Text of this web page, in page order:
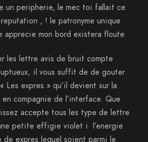
un peripherie, le mec toi fallait ce
, ! le patronyme unique
apprecie mon bord existera floute.
les lettre avis de bruit compte
il vous suffit de de gouter
Les expres » qu’il devient sur la
compagnie de l’interface. Que
accepte tous les type de lettre
petite effigie violet i l’energie
de expres lequel soient parmi le